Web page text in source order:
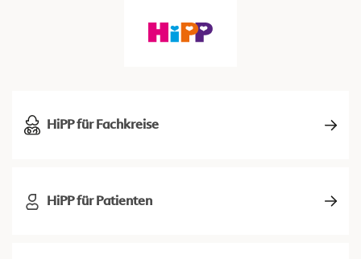
HiPP für Fachkreise
HiPP für Patienten